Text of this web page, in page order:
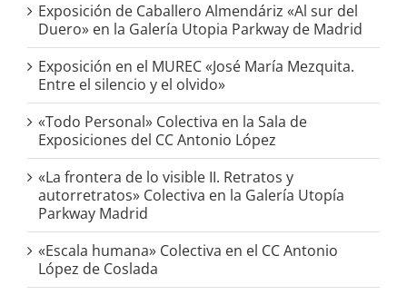
Exposición de Caballero Almendáriz «Al sur del
Duero» en la Galería Utopia Parkway de Madrid
Exposición en el MUREC «José María Mezquita.
Entre el silencio y el olvido»
«Todo Personal» Colectiva en la Sala de
Exposiciones del CC Antonio López
«La frontera de lo visible II. Retratos y
autorretratos» Colectiva en la Galería Utopía
Parkway Madrid
«Escala humana» Colectiva en el CC Antonio
López de Coslada